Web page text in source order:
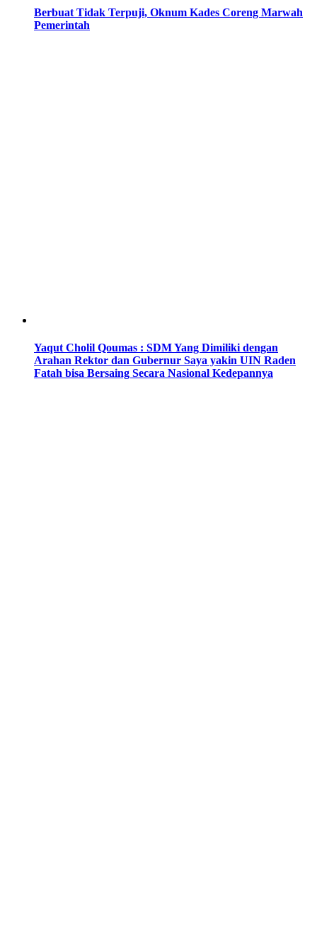
Berbuat Tidak Terpuji, Oknum Kades Coreng Marwah
Pemerintah
Yaqut Cholil Qoumas : SDM Yang Dimiliki dengan
Arahan Rektor dan Gubernur Saya yakin UIN Raden
Fatah bisa Bersaing Secara Nasional Kedepannya